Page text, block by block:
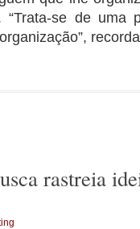
“Trata-se de uma
rastreia